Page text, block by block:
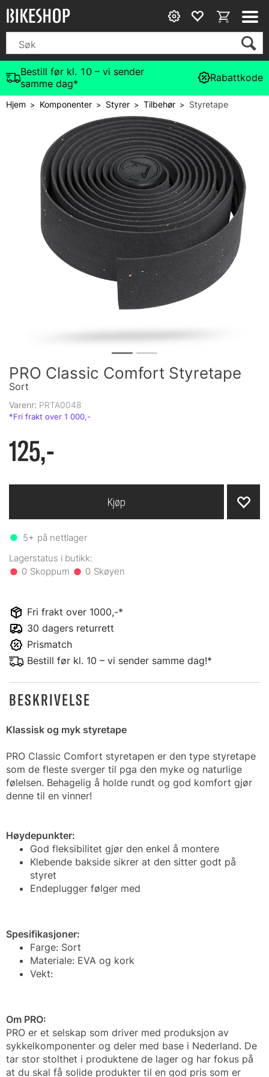
Bestill før kl. 10 – vi sender
samme dag*
Rabattkode
Hjem> Komponenter> Styrer>Tilbehør> Styretape
PRO Classic Comfort Styretape
Sort
Varenr: PRTA0048
125,-
5+ på nettlager
0 0
Kjøp
Fri frakt over 1000,-*
30 dagers returrett
Prismatch
Bestill før kl. 10 – vi sender samme dag!*
BESKRIVELSE
Klassisk og myk styretape
PRO Classic Comfort styretapen er den type styretape
som de fleste sverger til pga den myke og naturlige
følelsen. Behagelig å holde rundt og god komfort gjør
denne til en vinner!
Høydepunkter:
God fleksibilitet gjør den enkel å montere
Klebende bakside sikrer at den sitter godt på
styret
Endeplugger følger med
Spesifikasjoner:
Farge: Sort
Materiale: EVA og kork
Vekt:
Om PRO:
PRO er et selskap som driver med produksjon av
sykkelkomponenter og deler med base i Nederland. De
tar stor stolthet i produktene de lager og har fokus på
at du skal få solide produkter til en god pris som er